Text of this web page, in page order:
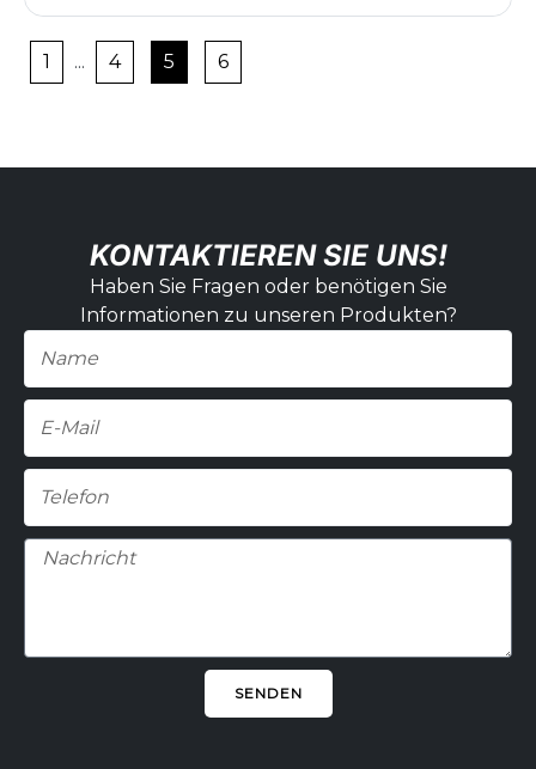
1 ... 4 5 6
KONTAKTIEREN SIE UNS!
Haben Sie Fragen oder benötigen Sie
Informationen zu unseren Produkten?
Mail
Nachricht
SENDEN